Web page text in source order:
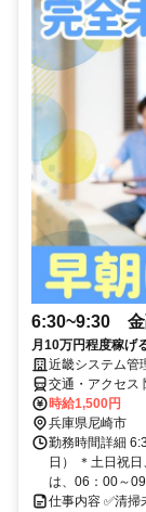
6:30~9:30 金
月10万円程度稼げ
近畿システム管
交通・アクセス
時給1,500円
兵庫県尼崎市
勤務時間詳細
日） ＊土日祝
は、06：00～
仕事内容 ✅清掃